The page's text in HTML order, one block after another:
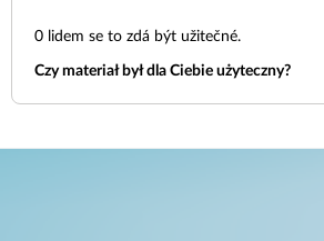
0 lidem se to zdá být užitečné.
Czy materiał był dla Ciebie użyteczny?